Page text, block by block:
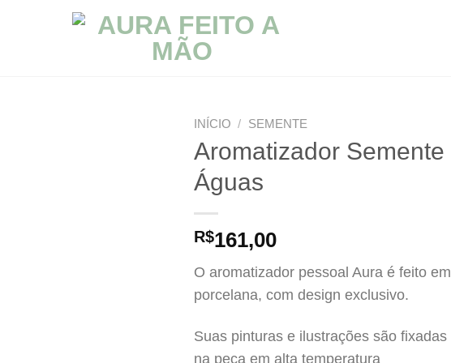
INÍCIO / SEMENTE
Aromatizador Semente
Águas
R$161,00
O aromatizador pessoal Aura é feito em
porcelana, com design exclusivo.
Suas pinturas e ilustrações são fixadas
na peça em alta temperatura